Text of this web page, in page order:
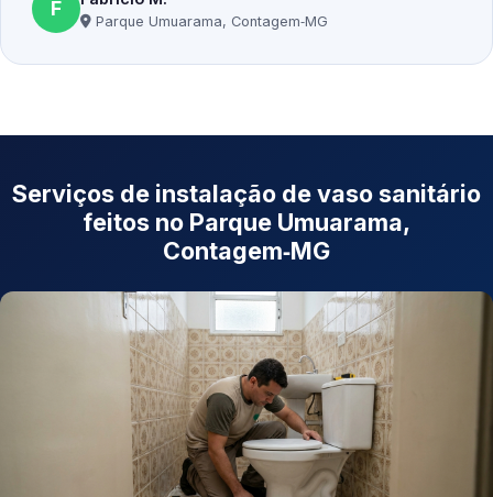
F
Parque Umuarama, Contagem‑MG
Serviços de instalação de vaso sanitário
feitos no Parque Umuarama,
Contagem‑MG